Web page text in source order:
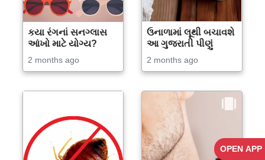
OPEN APP
કયા રંગનાં સનગ્લાસ
આંખો માટે યોગ્ય?
2 months ago
ઉનાળામાં લૂથી બચાવશે
આ ગુજરાતી પીણું
2 months ago